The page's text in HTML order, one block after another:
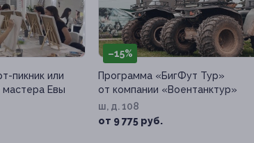
пикник или
Евы
–15%
Программа «БигФут Тур»
от компании «Воентанктур»
ш, д. 108
от 9 775 руб.